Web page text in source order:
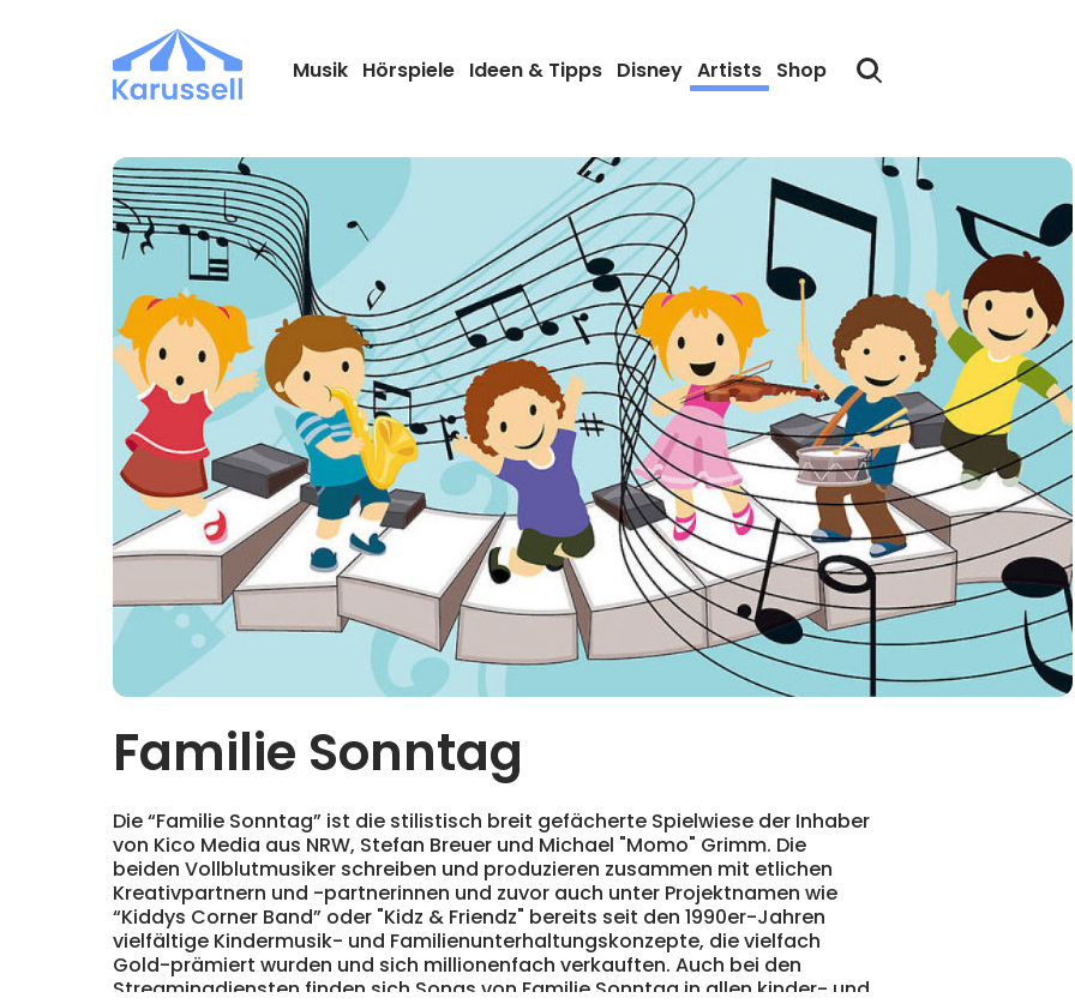
Musik Hörspiele Ideen & Tipps Disney Artists Shop
Familie Sonntag
Die “Familie Sonntag” ist die stilistisch breit gefächerte Spielwiese der Inhaber
von Kico Media aus NRW, Stefan Breuer und Michael "Momo" Grimm. Die
beiden Vollblutmusiker schreiben und produzieren zusammen mit etlichen
Kreativpartnern und -partnerinnen und zuvor auch unter Projektnamen wie
“Kiddys Corner Band” oder "Kidz & Friendz" bereits seit den 1990er-Jahren
vielfältige Kindermusik- und Familienunterhaltungskonzepte, die vielfach
Gold-prämiert wurden und sich millionenfach verkauften. Auch bei den
Streamingdiensten finden sich Songs von Familie Sonntag in allen kinder- und